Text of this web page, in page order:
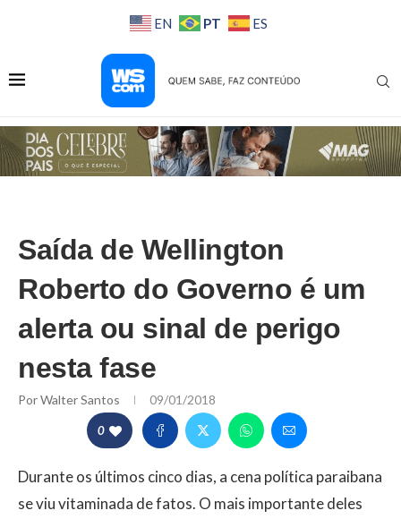
EN PT ES
Saída de Wellington
Roberto do Governo é um
alerta ou sinal de perigo
nesta fase
PorWalter Santos 09/01/2018
0
Durante os últimos cinco dias, a cena política paraibana
se viu vitaminada de fatos. O mais importante deles